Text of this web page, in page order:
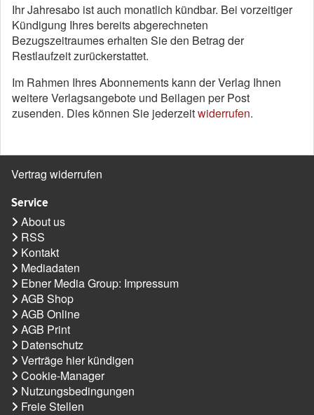
Ihr Jahresabo ist auch monatlich kündbar. Bei vorzeitiger
Kündigung Ihres bereits abgerechneten
Bezugszeitraumes erhalten Sie den Betrag der
Restlaufzeit zurückerstattet.
Im Rahmen Ihres Abonnements kann der Verlag Ihnen
weitere Verlagsangebote und Beilagen per Post
zusenden. Dies können Sie jederzeitwiderrufen.
Vertrag widerrufen
Service
About us
RSS
Kontakt
Mediadaten
Ebner Media Group: Impressum
AGB Shop
AGB Online
AGB Print
Datenschutz
Verträge hier kündigen
Cookie-Manager
Nutzungsbedingungen
Freie Stellen